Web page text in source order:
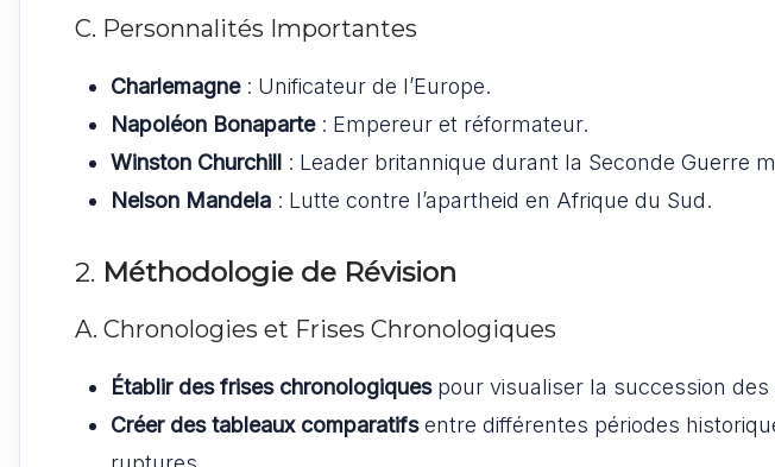
C. Personnalités Importantes
Charlemagne: Unificateur de l’Europe.
Napoléon Bonaparte: Empereur et réformateur.
Winston Churchill : Leader britannique durant la Seconde Guerre
Nelson Mandela : Lutte contre l’apartheid en Afrique du Sud.
2. Méthodologie de Révision
A. Chronologies et Frises Chronologiques
Établir des frises chronologiquespour visualiser la succession des
Créer des tableaux comparatifsentre différentes périodes